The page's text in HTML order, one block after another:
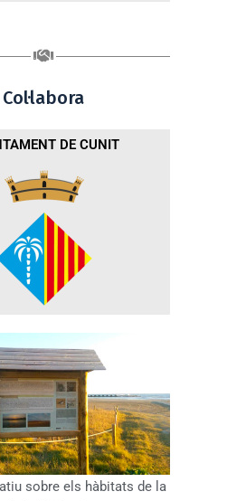
Col·labora
DE CUNIT
sobre els hàbitats de la